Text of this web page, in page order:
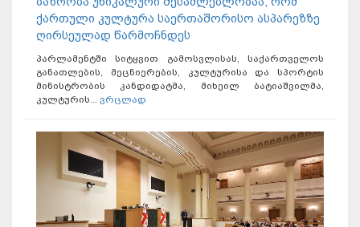
ქართული კულტურა საერთაშორისო ასპარეზზე
ღირსეულად წარმოჩნდეს
პარლამენტში სიტყვით გამოსვლისას, საქართველოს
განათლების, მეცნიერების, კულტურისა და სპორტის
მინისტრობის კანდიდატმა, მიხეილ ბატიაშვილმა,
კულტურის... ვრცლად